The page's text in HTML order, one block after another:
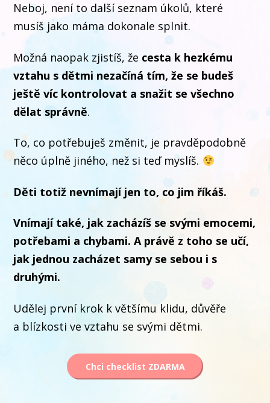
Neboj, není to další seznam úkolů, které
musíš jako máma dokonale splnit.
Možná naopak zjistíš, že cesta k hezkému
vztahu s dětmi nezačíná tím, že se budeš
ještě víc kontrolovat a snažit se všechno
dělat správně.
To, co potřebuješ změnit, je pravděpodobně
něco úplně jiného, než si teď myslíš.
Děti totiž nevnímají jen to, co jim říkáš.
Vnímají také, jak zacházíš se svými emocemi,
potřebami a chybami. A právě z toho se učí,
jak jednou zacházet samy se sebou i s
druhými.
Udělej první krok k většímu klidu, důvěře
a blízkosti ve vztahu se svými dětmi.
Chci checklist ZDARMA